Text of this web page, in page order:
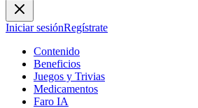
Iniciar sesiónRegístrate
Contenido
Beneficios
Juegos y Trivias
Medicamentos
Faro IA